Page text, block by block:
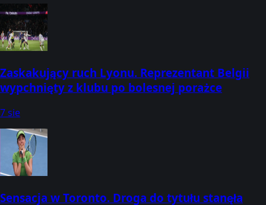
Zaskakujący ruch Lyonu. Reprezentant Belgii
wypchnięty z klubu po bolesnej porażce
7 sie
Sensacja w Toronto. Droga do tytułu stanęła